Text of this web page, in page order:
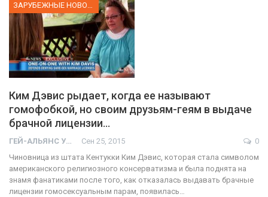
ЗАРУБЕЖНЫЕ НОВОСТИ
Ким Дэвис рыдает, когда ее называют
гомофобкой, но своим друзьям-геям в выдаче
брачной лицензии…
ГЕЙ-АЛЬЯНС УКРАИНА Сен 25, 2015
0
Чиновница из штата Кентукки Ким Дэвис, которая стала символом
американского религиозного консерватизма и была поднята на
знамя фанатиками после того, как отказалась выдавать брачные
лицензии гомосексуальным парам, появилась…